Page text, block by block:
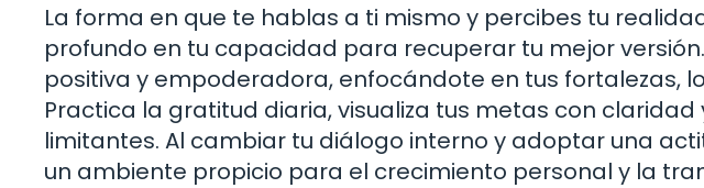
La forma en que te hablas a ti mismo y percibes tu
profundo en tu capacidad para recuperar tu mejor
positiva y empoderadora, enfocándote en tus fortalezas,
Practica la gratitud diaria, visualiza tus metas con
limitantes. Al cambiar tu diálogo interno y adoptar una
un ambiente propicio para el crecimiento personal y la